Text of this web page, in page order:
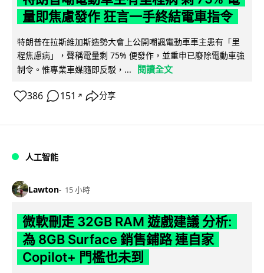
量即焦慮發作 狂言一手終結電車指令
特朗普在拉斯維加斯造勢大會上公開嘲諷電動車車主患有「里
程焦慮病」，聲稱電量剩 75% 便發作，並重申已廢除電動車強
制令。惟專業車媒隨即反駁，...
閱讀全文
386 151 ↗ 分享
人工智能
Lawton 15 小時
微軟刪走 32GB RAM 遊戲建議 分析:
為 8GB Surface 銷售鋪路 連自家
Copilot+ 門檻也未到